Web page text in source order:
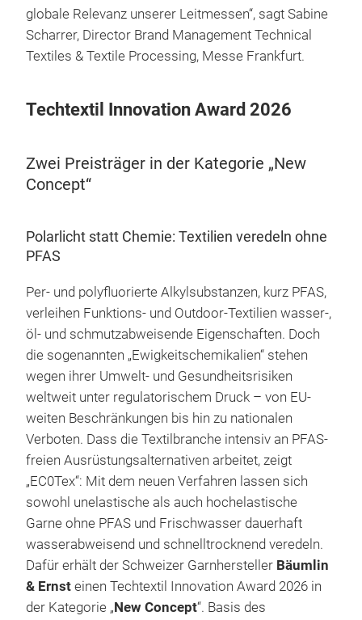
globale Relevanz unserer Leitmessen“, sagt Sabine
Scharrer, Director Brand Management Technical
Textiles & Textile Processing, Messe Frankfurt.
Techtextil Innovation Award 2026
Zwei Preisträger in der Kategorie „New
Concept“
Polarlicht statt Chemie: Textilien veredeln ohne
PFAS
Per- und polyfluorierte Alkylsubstanzen, kurz PFAS,
verleihen Funktions- und Outdoor-Textilien wasser-,
öl- und schmutzabweisende Eigenschaften. Doch
die sogenannten „Ewigkeitschemikalien“ stehen
wegen ihrer Umwelt- und Gesundheitsrisiken
weltweit unter regulatorischem Druck – von EU-
weiten Beschränkungen bis hin zu nationalen
Verboten. Dass die Textilbranche intensiv an PFAS-
freien Ausrüstungsalternativen arbeitet, zeigt
„EC0Tex“: Mit dem neuen Verfahren lassen sich
sowohl unelastische als auch hochelastische
Garne ohne PFAS und Frischwasser dauerhaft
wasserabweisend und schnelltrocknend veredeln.
Dafür erhält der Schweizer Garnhersteller Bäumlin
& Ernst einen Techtextil Innovation Award 2026 in
der Kategorie „New Concept“. Basis des